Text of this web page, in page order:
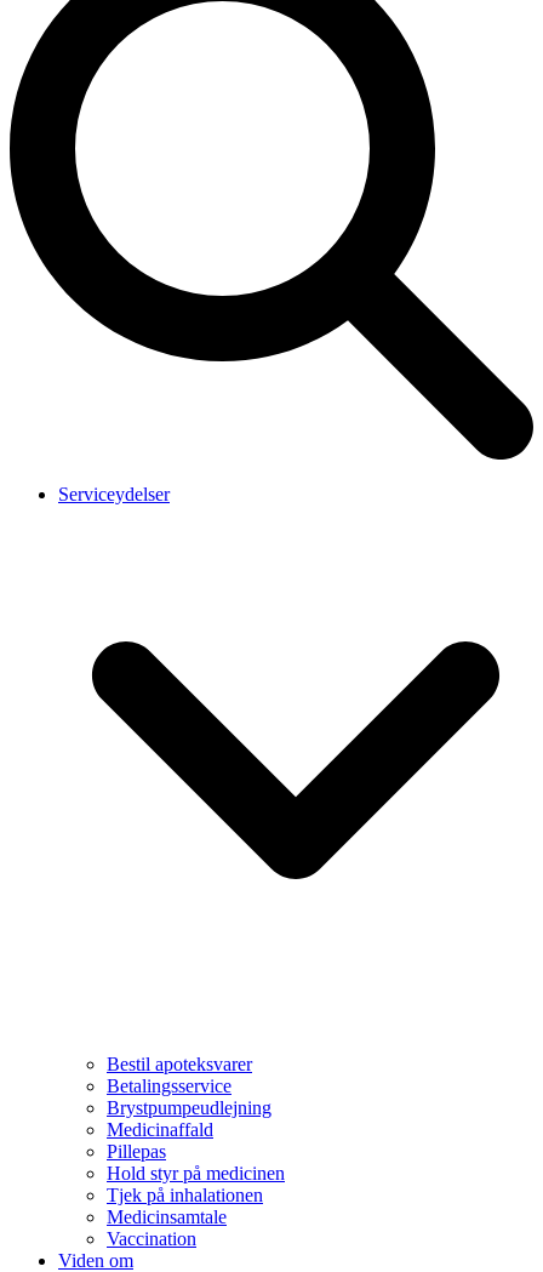
Serviceydelser
Bestil apoteksvarer
Betalingsservice
Brystpumpeudlejning
Medicinaffald
Pillepas
Hold styr på medicinen
Tjek på inhalationen
Medicinsamtale
Vaccination
Viden om